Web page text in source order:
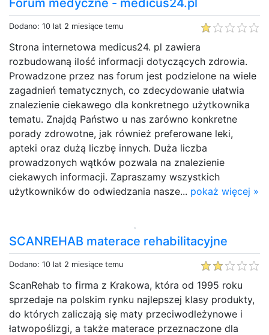
Dodano: 10 lat 2 miesiące temu
Strona internetowa medicus24. pl zawiera
rozbudowaną ilość informacji dotyczących zdrowia.
Prowadzone przez nas forum jest podzielone na wiele
zagadnień tematycznych, co zdecydowanie ułatwia
znalezienie ciekawego dla konkretnego użytkownika
tematu. Znajdą Państwo u nas zarówno konkretne
porady zdrowotne, jak również preferowane leki,
apteki oraz dużą liczbę innych. Duża liczba
prowadzonych wątków pozwala na znalezienie
ciekawych informacji. Zapraszamy wszystkich
użytkowników do odwiedzania nasze... pokaż więcej »
SCANREHAB materace rehabilitacyjne
Dodano: 10 lat 2 miesiące temu
ScanRehab to firma z Krakowa, która od 1995 roku
sprzedaje na polskim rynku najlepszej klasy produkty,
do których zaliczają się maty przeciwodleżynowe i
łatwopoślizgi, a także materace przeznaczone dla